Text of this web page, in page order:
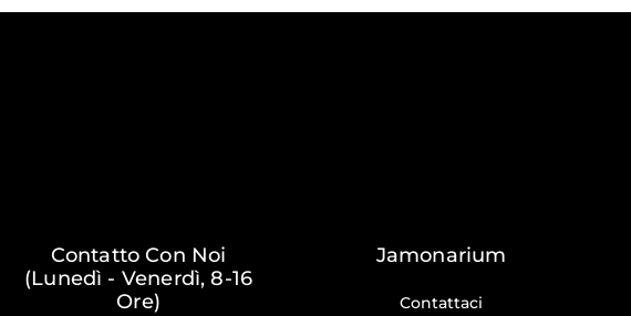
Contatto Con Noi
(Lunedì - Venerdì, 8-16
Ore)
Jamonarium
Contattaci